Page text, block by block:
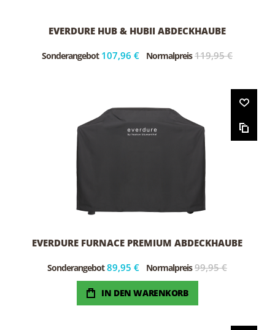
EVERDURE HUB & HUBII ABDECKHAUBE
Sonderangebot 107,96 € Normalpreis 119,95 €
EVERDURE FURNACE PREMIUM ABDECKHAUBE
Sonderangebot 89,95 € Normalpreis 99,95 €
IN DEN WARENKORB